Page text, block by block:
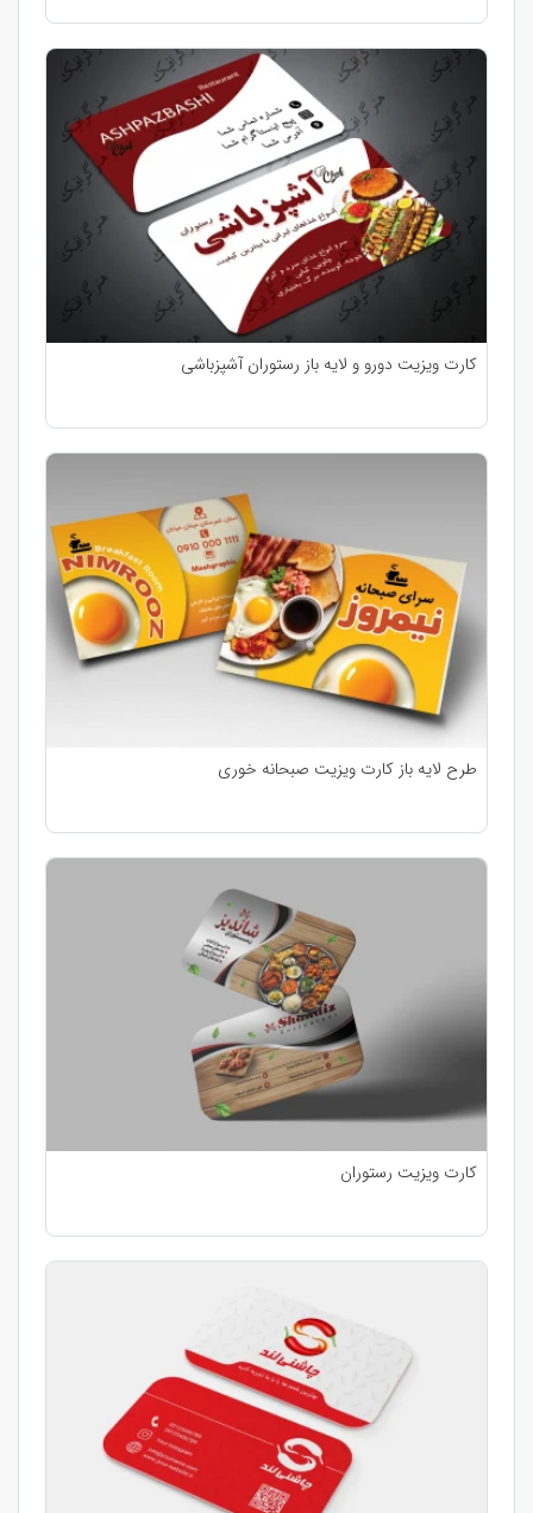
کارت ویزیت دورو و لایه باز رستوران آشپزباشی
طرح لایه باز کارت ویزیت صبحانه خوری
کارت ویزیت رستوران